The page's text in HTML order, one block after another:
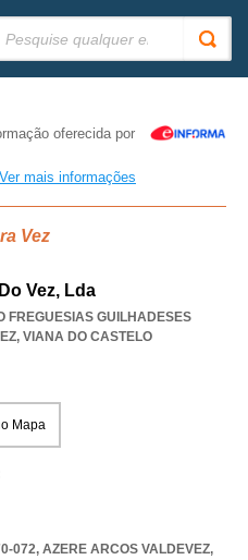
oferecida por
Ver mais informações
Vez
Vez, Lda
FREGUESIAS GUILHADESES
, VIANA DO CASTELO
Mapa
072, AZERE ARCOS VALDEVEZ,